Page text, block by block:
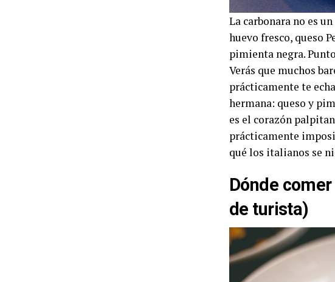
La carbonara no es
huevo fresco, queso
pimienta negra.
Verás que muchos
prácticamente te
hermana: queso y
es el corazón
prácticamente
qué los italianos se
Dónde
de turista)